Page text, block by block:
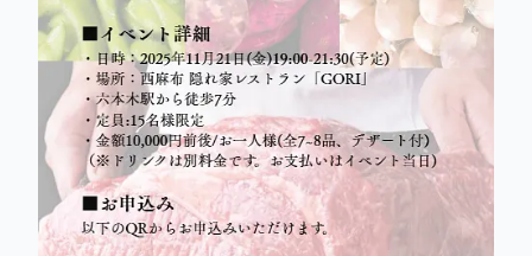
た！
今回の開催日時は11/21(金)19:00~です！
第1回目や第2回目でも「来てよかった！美味しかっ
た！」という声を
沢山いただいています！
開催する時期ごとに旬の野菜や農家さんが入れ替わっ
て、
旬の野菜を最大限の美味しさでお楽しみいただけるのが
イベントの魅力です！